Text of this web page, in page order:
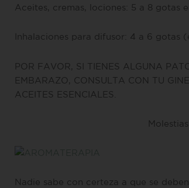
Aceites, cremas, lociones: 5 a 8 gotas
Inhalaciones para difusor: 4 a 6 gotas
POR FAVOR, SI TIENES ALGUNA
EMBARAZO, CONSULTA CON TU
ACEITES ESENCIALES.
Nadie sabe con certeza a que se